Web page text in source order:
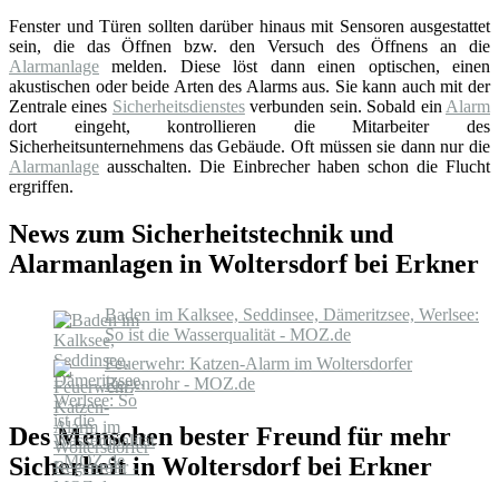
Fenster und Türen sollten darüber hinaus mit Sensoren ausgestattet
sein, die das Öffnen bzw. den Versuch des Öffnens an die
Alarmanlage melden. Diese löst dann einen optischen, einen
akustischen oder beide Arten des Alarms aus. Sie kann auch mit der
Zentrale eines Sicherheitsdienstesverbunden sein. Sobald ein Alarm
dort eingeht, kontrollieren die Mitarbeiter des
Sicherheitsunternehmens das Gebäude. Oft müssen sie dann nur die
Alarmanlage ausschalten. Die Einbrecher haben schon die Flucht
ergriffen.
News zum Sicherheitstechnik und
Alarmanlagen in Woltersdorf bei Erkner
Baden im Kalksee, Seddinsee, Dämeritzsee, Werlsee:
So ist die Wasserqualität - MOZ.de
Feuerwehr: Katzen-Alarm im Woltersdorfer
Regenrohr - MOZ.de
Des Menschen bester Freund für mehr
Sicherheit in Woltersdorf bei Erkner